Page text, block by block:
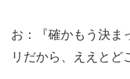
お：『確かもう決ま
リだから、ええとど